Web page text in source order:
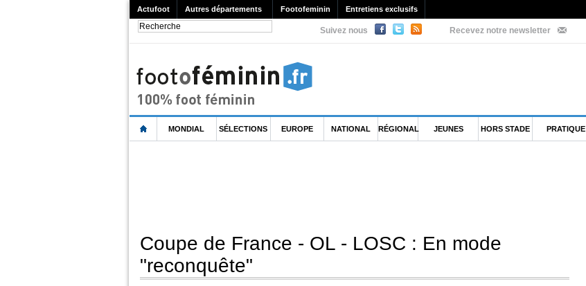
Actufoot Autres départements Footofeminin Entretiens exclusifs
Suivez nous Recevez notre newsletter
MONDIAL SÉLECTIONS EUROPE NATIONAL RÉGIONAL JEUNES HORS STADE PRATIQUE
Coupe de France - OL - LOSC : En mode
"reconquête"